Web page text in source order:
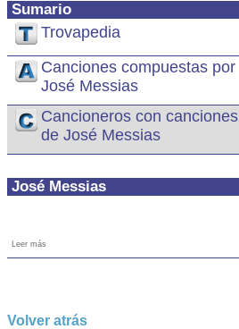
Sumario
Trovapedia
Canciones compuestas por
José Messias
Cancioneros con canciones
de José Messias
José Messias
Leer más
Volver atrás